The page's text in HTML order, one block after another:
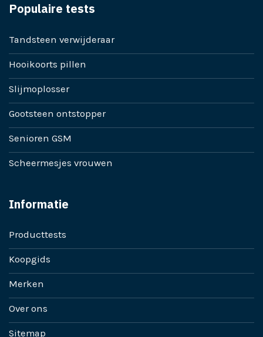
Populaire tests
Tandsteen verwijderaar
Hooikoorts pillen
Slijmoplosser
Gootsteen ontstopper
Senioren GSM
Scheermesjes vrouwen
Informatie
Producttests
Koopgids
Merken
Over ons
Sitemap